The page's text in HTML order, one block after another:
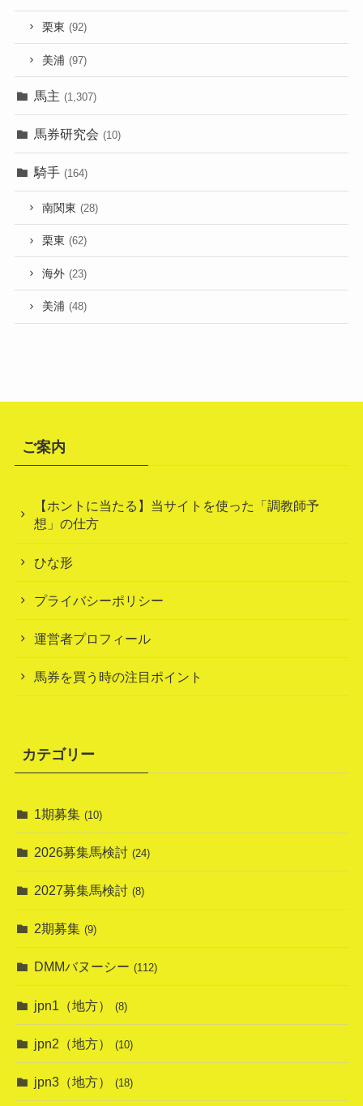
栗東 (92)
美浦 (97)
馬主 (1,307)
馬券研究会 (10)
騎手 (164)
南関東 (28)
栗東 (62)
海外 (23)
美浦 (48)
ご案内
【ホントに当たる】当サイトを使った「調教師予
想」の仕方
ひな形
プライバシーポリシー
運営者プロフィール
馬券を買う時の注目ポイント
カテゴリー
1期募集 (10)
2026募集馬検討 (24)
2027募集馬検討 (8)
2期募集 (9)
DMMバヌーシー (112)
jpn1（地方） (8)
jpn2（地方） (10)
jpn3（地方） (18)